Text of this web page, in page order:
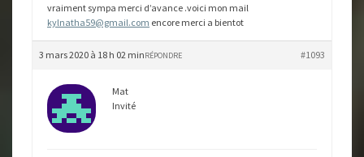
vraiment sympa merci d’avance .voici mon mail
kylnatha59@gmail.com encore merci a bientot
3 mars 2020 à 18 h 02 min #1093
RÉPONDRE
Mat
Invité